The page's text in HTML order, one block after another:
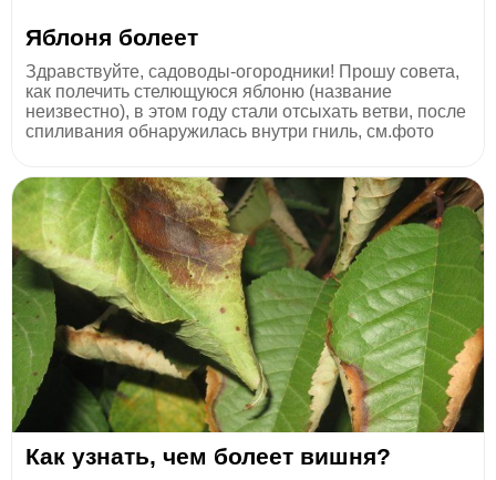
Яблоня болеет
Здравствуйте, садоводы-огородники! Прошу совета,
как полечить стелющуюся яблоню (название
неизвестно), в этом году стали отсыхать ветви, после
спиливания обнаружилась внутри гниль, см.фото
Как узнать, чем болеет вишня?